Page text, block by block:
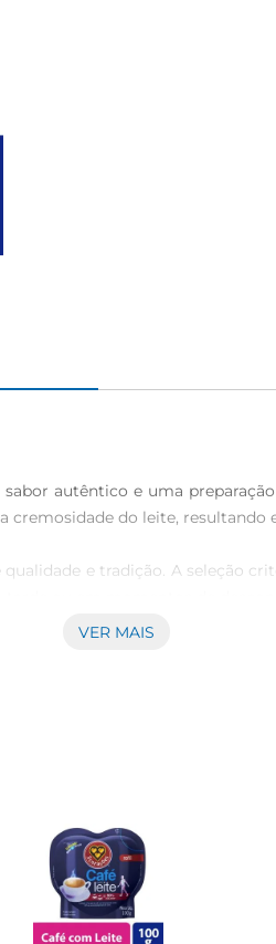
autêntico e uma
do leite, resultando
e tradição. A seleção
ou bolos para um lanche
que combina sabor, praticidade
VER MAIS